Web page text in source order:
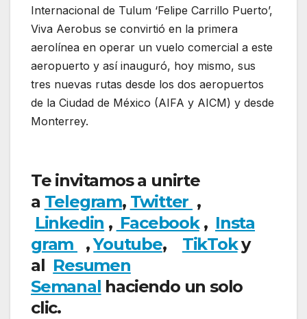
Internacional de Tulum ‘Felipe Carrillo Puerto’,
Viva Aerobus se convirtió en la primera
aerolínea en operar un vuelo comercial a este
aeropuerto y así inauguró, hoy mismo, sus
tres nuevas rutas desde los dos aeropuertos
de la Ciudad de México (AIFA y AICM) y desde
Monterrey.
Te invitamos a unirte
a Telegram, Twitter ,
Linkedin , Facebook, Insta
gram
,Youtube, TikToky
al Resumen
Semanal haciendo un solo
clic.